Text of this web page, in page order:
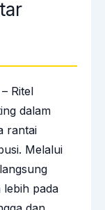
– Ritel
dalam
rantai
Melalui
pada